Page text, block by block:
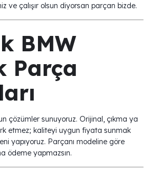
ve çalışır olsun diyorsan parçan bizde.
BMW
Parça
çözümler sunuyoruz. Orijinal, çıkma ya
etmez; kaliteyi uygun fiyata sunmak
yapıyoruz. Parçanı modeline göre
ödeme yapmazsın.